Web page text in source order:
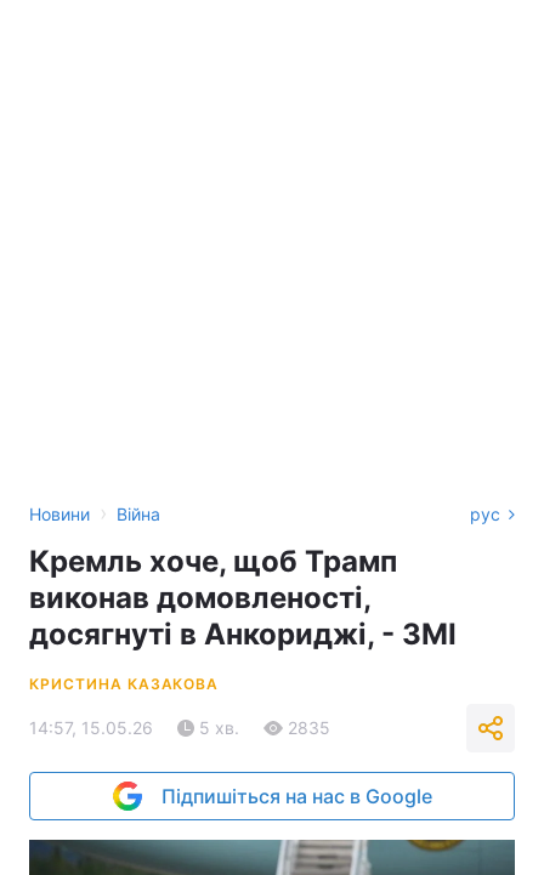
Новини › Війна рус
Кремль хоче, щоб Трамп
виконав домовленості,
досягнуті в Анкориджі, - ЗМІ
КРИСТИНА КАЗАКОВА
14:57, 15.05.26 5 хв. 2835
Підпишіться на нас в Google